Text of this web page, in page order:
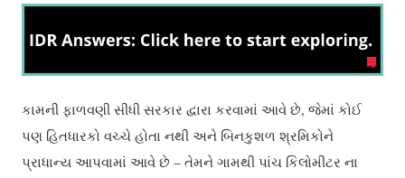
કામની ફાળવણી સીધી સરકાર દ્વારા કરવામાં આવે છે, જેમાં કોઈ
પણ હિતધારકો વચ્ચે હોતા નથી અને બિનકુશળ શ્રમિકોને
પ્રાધાન્ય આપવામાં આવે છે – તેમને ગામથી પાંચ કિલોમીટર ના